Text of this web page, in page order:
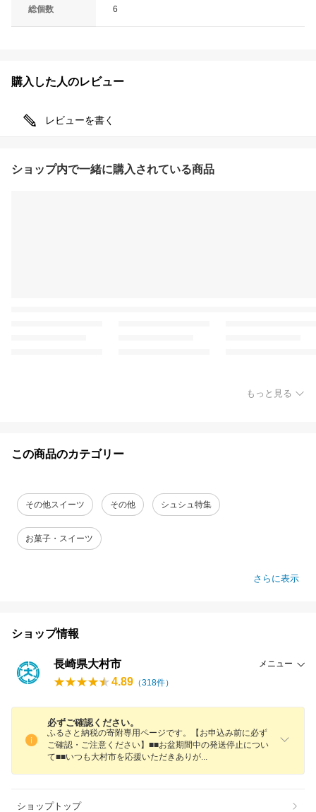
総個数 6
購入した人のレビュー
レビューを書く
ショップ内で一緒に購入されている商品
もっと見る
この商品のカテゴリー
その他スイーツ その他 シュシュ特集
お菓子・スイーツ
さらに表示
ショップ情報
長崎県大村市 メニュー
4.89 （318件）
必ずご確認ください。
ふるさと納税の寄附専用ページです。【お申込み前に必ず
ご確認・ご注意ください】■■お盆期間中の発送停止につい
て■■いつも大村市を応援いただきあり が
ショップトップ